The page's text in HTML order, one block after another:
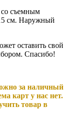
съемным
см. Наружный
оставить свой
Спасибо!
за наличный
карт у нас нет.
товар в